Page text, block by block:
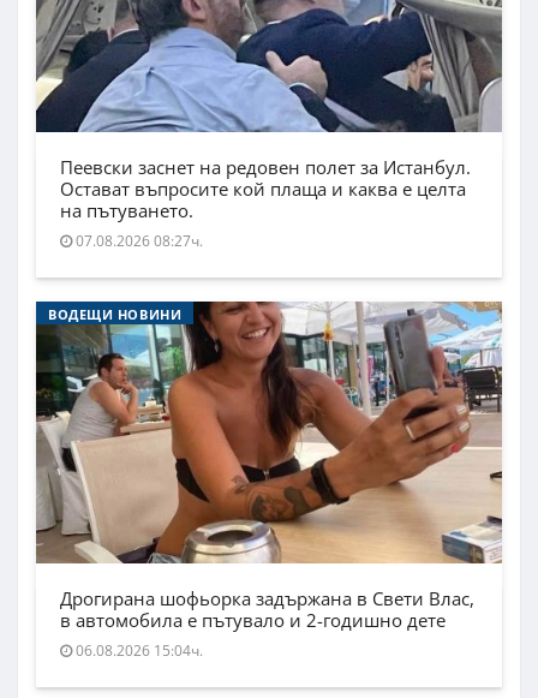
Пеевски заснет на редовен полет за Истанбул.
Остават въпросите кой плаща и каква е целта
на пътуването.
07.08.2026 08:27ч.
ВОДЕЩИ НОВИНИ
Дрогирана шофьорка задържана в Свети Влас,
в автомобила е пътувало и 2-годишно дете
06.08.2026 15:04ч.